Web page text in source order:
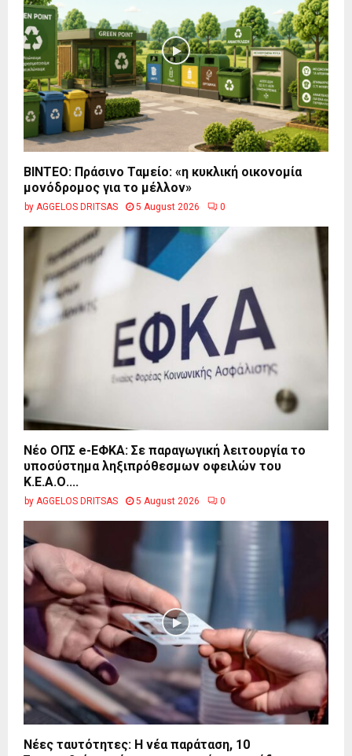
BINTEO: Πράσινο Ταμείο: «η κυκλική οικονομία
μονόδρομος για το μέλλον»
by AGGELOS DRITSAS 5 August 2026 0
Νέο ΟΠΣ e-ΕΦΚΑ: Σε παραγωγική λειτουργία το
υποσύστημα ληξιπρόθεσμων οφειλών του
Κ.Ε.Α.Ο....
by AGGELOS DRITSAS 5 August 2026 0
Νέες ταυτότητες: Η νέα παράταση, 10